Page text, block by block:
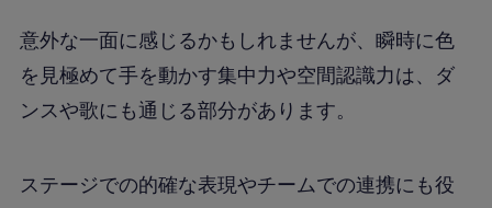
意外な一面に感じるかもしれませんが、瞬時に色
を見極めて手を動かす集中力や空間認識力は、ダ
ンスや歌にも通じる部分があります。
ステージでの的確な表現やチームでの連携にも役